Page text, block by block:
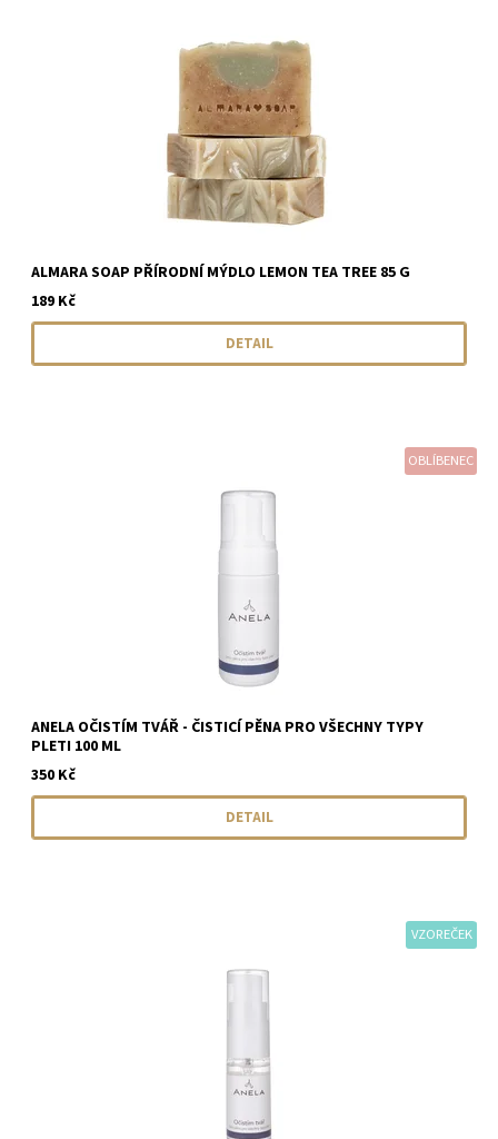
ALMARA SOAP PŘÍRODNÍ MÝDLO LEMON TEA TREE 85 G
189 Kč
DETAIL
OBLÍBENEC
ANELA OČISTÍM TVÁŘ - ČISTICÍ PĚNA PRO VŠECHNY TYPY
PLETI 100 ML
350 Kč
DETAIL
VZOREČEK